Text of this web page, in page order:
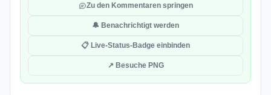
Zu den Kommentaren springen
🔔 Benachrichtigt werden
📋 Live-Status-Badge einbinden
↗ Besuche PNG